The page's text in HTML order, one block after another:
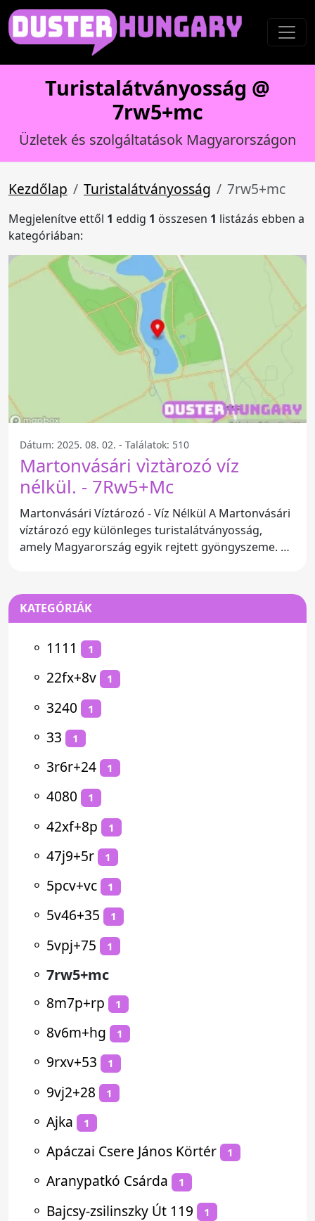
Turistalátványosság @
7rw5+mc
Üzletek és szolgáltatások Magyarországon
Kezdőlap Turistalátványosság 7rw5+mc
Megjelenítve ettől 1 eddig 1 összesen 1 listázás ebben a
kategóriában:
Dátum: 2025. 08. 02. - Találatok: 510
Martonvásári vìztàrozó víz
nélkül. - 7Rw5+Mc
Martonvásári Víztározó - Víz Nélkül A Martonvásári
víztározó egy különleges turistalátványosság,
amely Magyarország egyik rejtett gyöngyszeme. A
KATEGÓRIÁK
⚬ 1111 1
⚬ 22fx+8v 1
⚬ 3240 1
⚬ 33 1
⚬ 3r6r+24 1
⚬ 4080 1
⚬ 42xf+8p 1
⚬ 47j9+5r 1
⚬ 5pcv+vc 1
⚬ 5v46+35 1
⚬ 5vpj+75 1
⚬ 7rw5+mc
⚬ 8m7p+rp 1
⚬ 8v6m+hg 1
⚬ 9rxv+53 1
⚬ 9vj2+28 1
⚬ Ajka 1
⚬ Apáczai Csere János Körtér 1
⚬ Aranypatkó Csárda 1
⚬ Bajcsy-zsilinszky Út 119 1